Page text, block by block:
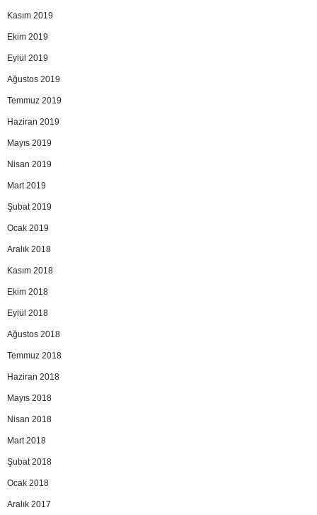
Kasım 2019
Ekim 2019
Eylül 2019
Ağustos 2019
Temmuz 2019
Haziran 2019
Mayıs 2019
Nisan 2019
Mart 2019
Şubat 2019
Ocak 2019
Aralık 2018
Kasım 2018
Ekim 2018
Eylül 2018
Ağustos 2018
Temmuz 2018
Haziran 2018
Mayıs 2018
Nisan 2018
Mart 2018
Şubat 2018
Ocak 2018
Aralık 2017